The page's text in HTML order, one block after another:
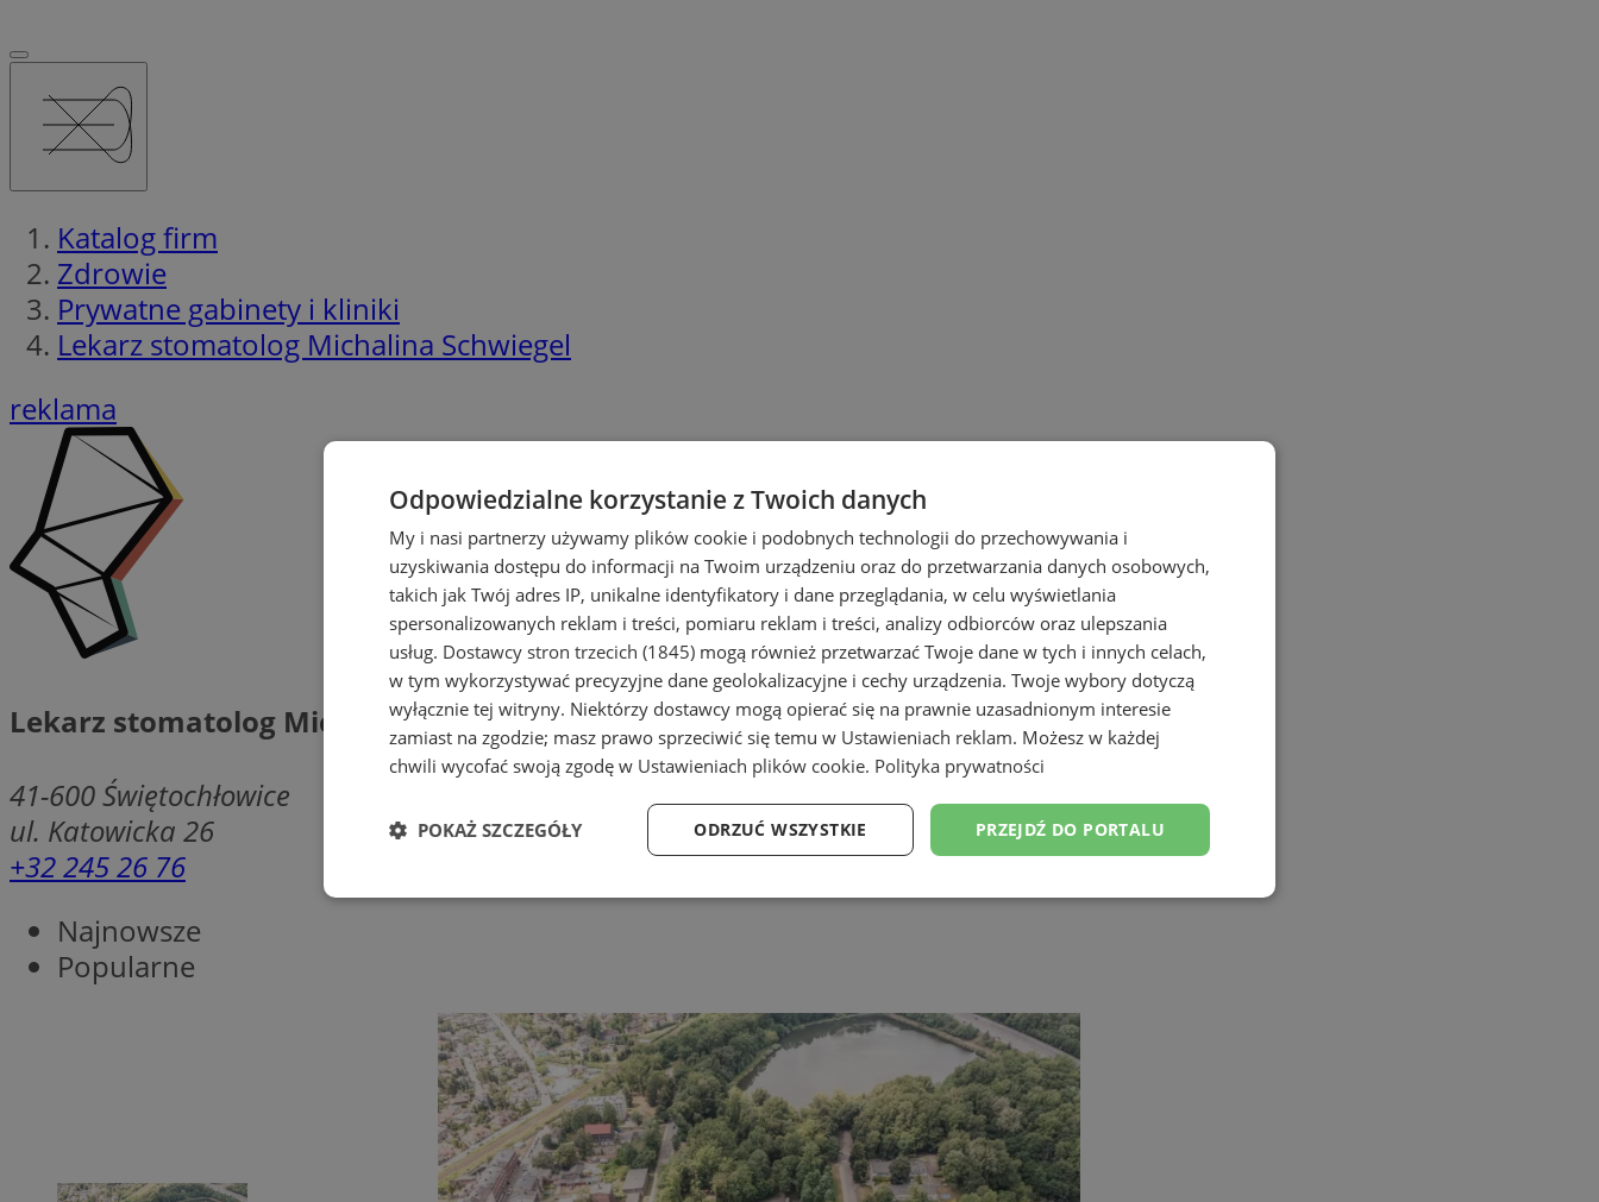
Katalog firm
Zdrowie
Prywatne gabinety i kliniki
Lekarz stomatolog Michalina Schwiegel
reklama
Lekarz stomatolog Michalina Schwiegel
41-600Świętochłowice
ul. Katowicka 26
+32 245 26 76
Najnowsze
Popularne
Odpowiedzialne korzystanie z Twoich danych
My i nasi partnerzy używamy plików cookie i podobnych technologii do przechowywania i
uzyskiwania dostępu do informacji na Twoim urządzeniu oraz do przetwarzania danych osobowych,
takich jak Twój adres IP, unikalne identyfikatory i dane przeglądania, w celu wyświetlania
spersonalizowanych reklam i treści, pomiaru reklam i treści, analizy odbiorców oraz ulepszania
usług. Dostawcy stron trzecich (1845) mogą również przetwarzać Twoje dane w tych i innych celach,
w tym wykorzystywać precyzyjne dane geolokalizacyjne i cechy urządzenia. Twoje wybory dotyczą
wyłącznie tej witryny. Niektórzy dostawcy mogą opierać się na prawnie uzasadnionym interesie
zamiast na zgodzie; masz prawo sprzeciwić się temu w Ustawieniach reklam. Możesz w każdej
chwili wycofać swoją zgodę w Ustawieniach plików cookie. Polityka prywatności
PRZEJDŹ DO PORTALU
ODRZUĆ WSZYSTKIE
POKAŻ SZCZEGÓŁY
Niezbędne Wydajność Targetowanie Funkcjonalność
Niezbędne Wydajność Funkcjonalność
Niezbędne pliki cookie umożliwiają korzystanie z podstawowych funkcji strony internetowej, takich jak logowanie użytkownika i
zarządzanie kontem. Bez niezbędnych plików cookie nie można prawidłowo korzystać ze strony internetowej.
Nazwa Provider/Domena
Okres
przechowywania
Opis